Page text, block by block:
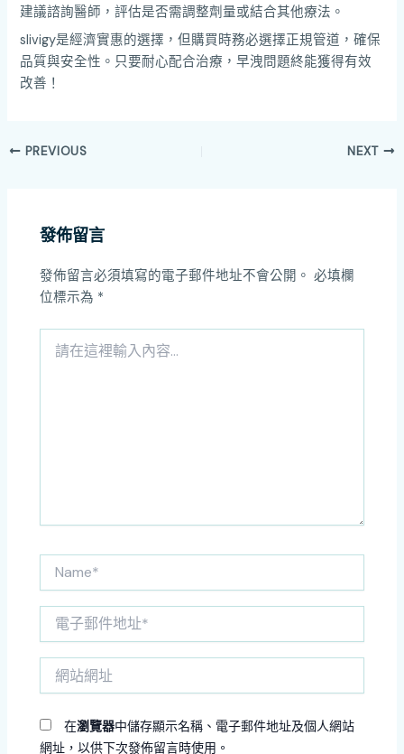
建議諮詢醫師，評估是否需調整劑量或結合其他療法。
slivigy是經濟實惠的選擇，但購買時務必選擇正規管道，確保
品質與安全性。只要耐心配合治療，早洩問題終能獲得有效
改善！
PREVIOUS NEXT
發佈留言
發佈留言必須填寫的電子郵件地址不會公開。 必填欄
位標示為 *
*
址
在瀏覽器中儲存顯示名稱、電子郵件地址及個人網站
網址，以供下次發佈留言時使用。